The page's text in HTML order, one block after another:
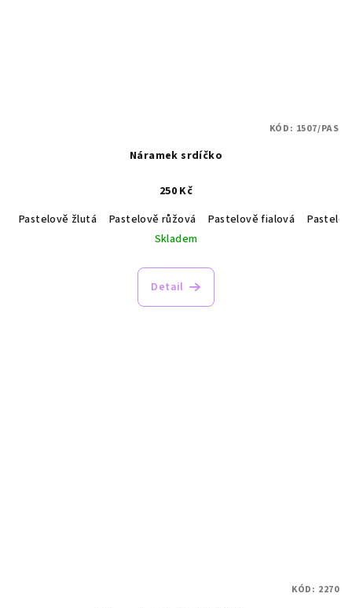
Náramek srdíčko
250 Kč
Pastelově žlutá
Pastelově růžová Pastelově fialová
Skladem
Detail
KÓD: 1507/PAS
KÓD: 2270